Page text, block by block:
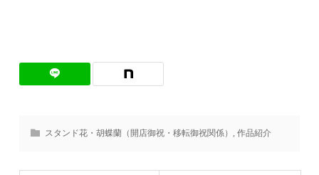
スタンド花・胡蝶蘭（開店御祝・移転御祝関係） ,作品紹介